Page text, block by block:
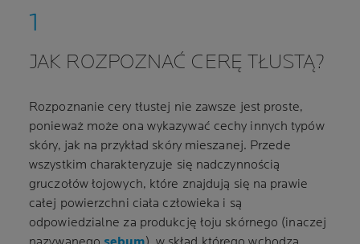
JAK ROZPOZNAĆ CERĘ TŁUSTĄ?
Rozpoznanie cery tłustej nie zawsze jest proste,
ponieważ może ona wykazywać cechy innych typów
skóry, jak na przykład skóry mieszanej. Przede
wszystkim charakteryzuje się nadczynnością
gruczołów łojowych, które znajdują się na prawie
całej powierzchni ciała człowieka i są
odpowiedzialne za produkcję łoju skórnego (inaczej